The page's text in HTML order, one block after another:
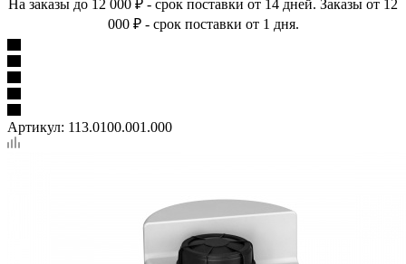
На заказы до 12 000 ₽ - срок поставки от 14 дней. Заказы от 12
000 ₽ - срок поставки от 1 дня.
Артикул: 113.0100.001.000